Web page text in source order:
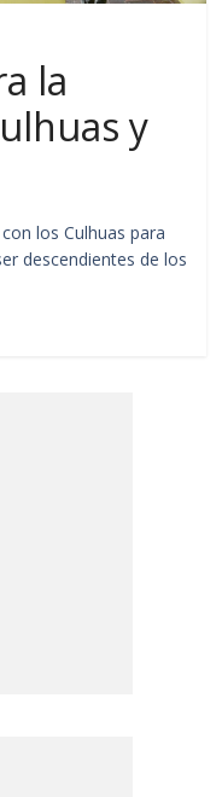
la
y
los Culhuas para
descendientes de los